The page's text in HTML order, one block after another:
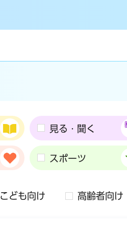
見る・聞く
スポーツ
こども向け 高齢者向け